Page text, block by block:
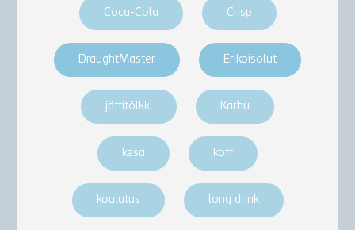
Coca-Cola Crisp
DraughtMaster Erikoisolut
jättitölkki Karhu
kesä koff
koulutus long drink